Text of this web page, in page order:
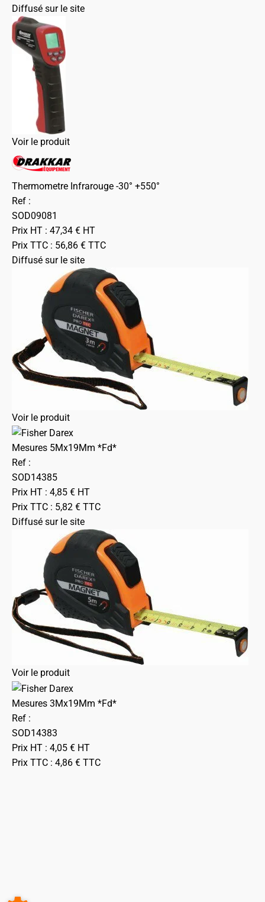
Diffusé sur le site
Voir le produit
Thermometre Infrarouge -30° +550°
Ref :
SOD09081
Prix HT : 47,34 € HT
Prix TTC : 56,86 € TTC
Diffusé sur le site
Voir le produit
Mesures 5Mx19Mm *Fd*
Ref :
SOD14385
Prix HT : 4,85 € HT
Prix TTC : 5,82 € TTC
Diffusé sur le site
Voir le produit
Mesures 3Mx19Mm *Fd*
Ref :
SOD14383
Prix HT : 4,05 € HT
Prix TTC : 4,86 € TTC